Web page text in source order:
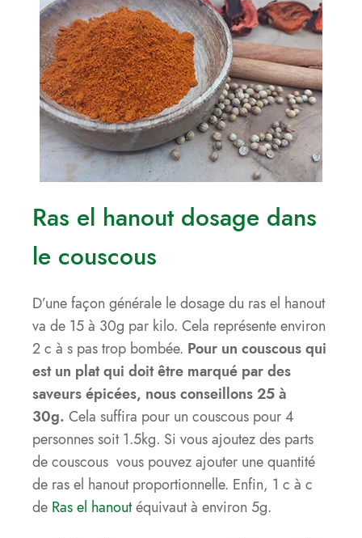
Ras el hanout dosage dans
le couscous
D’une façon générale le dosage du ras el hanout
va de 15 à 30g par kilo. Cela représente environ
2 c à s pas trop bombée. Pour un couscous qui
est un plat qui doit être marqué par des
saveurs épicées, nous conseillons 25 à
30g. Cela suffira pour un couscous pour 4
personnes soit 1.5kg. Si vous ajoutez des parts
de couscous vous pouvez ajouter une quantité
de ras el hanout proportionnelle. Enfin, 1 c à c
de Ras el hanoutéquivaut à environ 5g.